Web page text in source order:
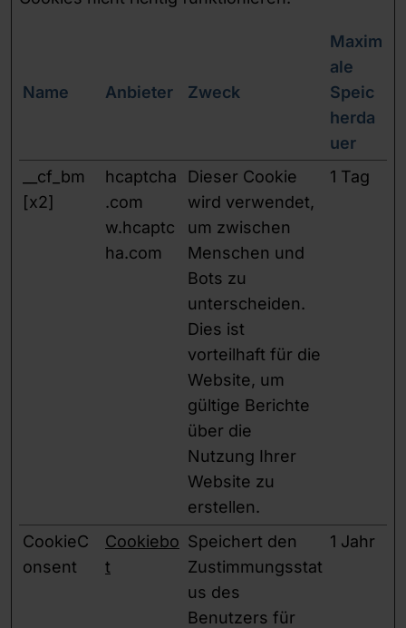
Name Anbieter Zweck
Maxim
ale
Speic
herda
uer
__cf_bm
[x2]
hcaptcha
.com
w.hcaptc
ha.com
Dieser Cookie
wird verwendet,
um zwischen
Menschen und
Bots zu
unterscheiden.
Dies ist
vorteilhaft für die
Website, um
gültige Berichte
über die
Nutzung Ihrer
Website zu
erstellen.
1 Tag
CookieC
onsent
Cookiebo
t
Speichert den
Zustimmungsstat
us des
Benutzers für
1 Jahr